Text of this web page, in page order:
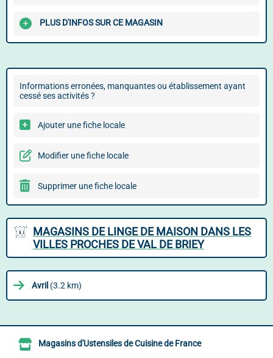
PLUS D'INFOS SUR CE MAGASIN
Informations erronées, manquantes ou établissement ayant
cessé ses activités ?
Ajouter une fiche locale
Modifier une fiche locale
Supprimer une fiche locale
MAGASINS DE LINGE DE MAISON DANS LES
VILLES PROCHES DE VAL DE BRIEY
Avril (3.2 km)
Magasins d'Ustensiles de Cuisine de France